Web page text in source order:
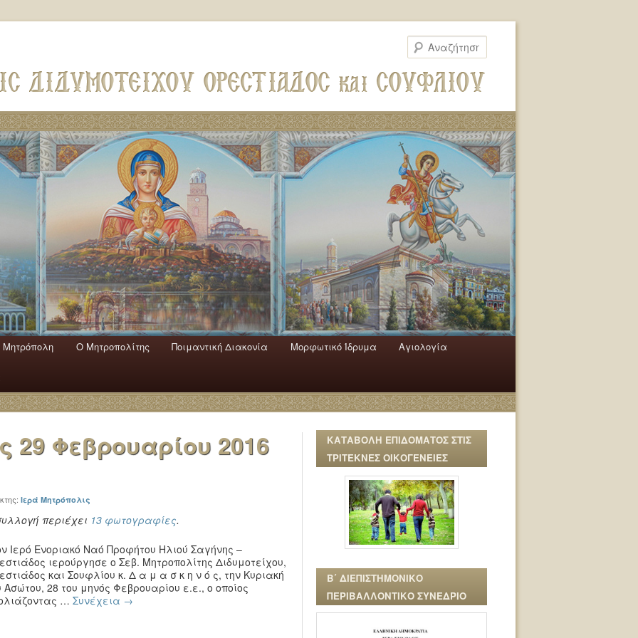
Mητρόπολη Ο Mητροπολίτης Ποιμαντική Διακονία Μορφωτικό Ίδρυμα Αγιολογία
29 Φεβρουαρίου 2016
Ιερά Μητρόπολις
περιέχει 13 φωτογραφίες.
Ιερό Ενοριακό Ναό Προφήτου Ηλιού Σαγήνης –
ιερούργησε ο Σεβ. Μητροπολίτης Διδυμοτείχου,
και Σουφλίου κ. Δ α μ α σ κ η ν ό ς, την Κυριακή
Ασώτου, 28 του μηνός Φεβρουαρίου ε.ε., ο οποίος
… Συνέχεια →
ΚΑΤΑΒΟΛΗ ΕΠΙΔΟΜΑΤΟΣ ΣΤΙΣ
ΤΡΙΤΕΚΝΕΣ ΟΙΚΟΓΕΝΕΙΕΣ
Β΄ ΔΙΕΠΙΣΤΗΜΟΝΙΚΟ
ΠΕΡΙΒΑΛΛΟΝΤΙΚΟ ΣΥΝΕΔΡΙΟ